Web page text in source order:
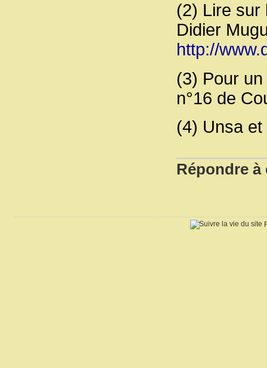
(2) Lire sur
Didier
http://
(3) Pour
n°16 de
(4) Unsa
Répondre à